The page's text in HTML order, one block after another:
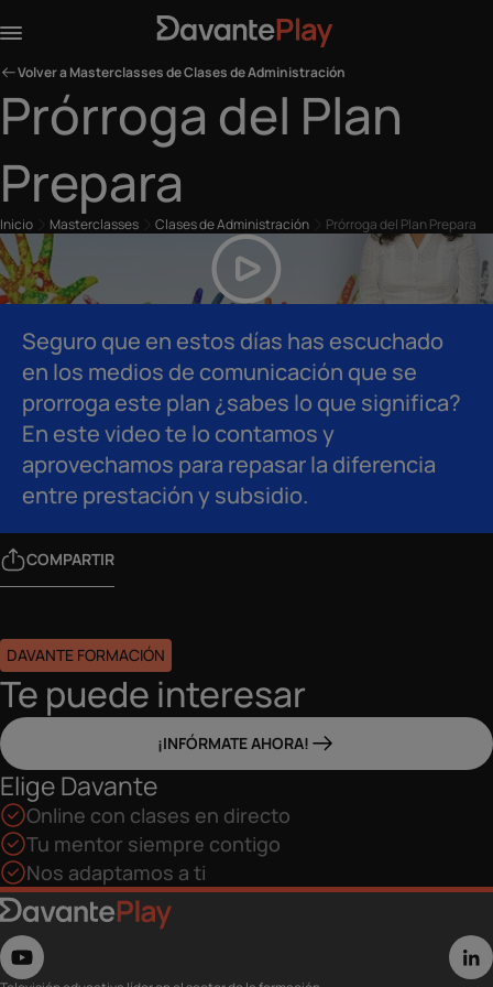
Volver a Masterclasses de Clases de Administración
Prórroga del Plan
Prepara
Inicio Masterclasses Clases de Administración Prórroga del Plan Prepara
Seguro que en estos días has escuchado
en los medios de comunicación que se
prorroga este plan ¿sabes lo que significa?
En este video te lo contamos y
aprovechamos para repasar la diferencia
entre prestación y subsidio.
COMPARTIR
DAVANTE FORMACIÓN
Te puede interesar
¡INFÓRMATE AHORA!
Elige Davante
Online con clases en directo
Tu mentor siempre contigo
Nos adaptamos a ti